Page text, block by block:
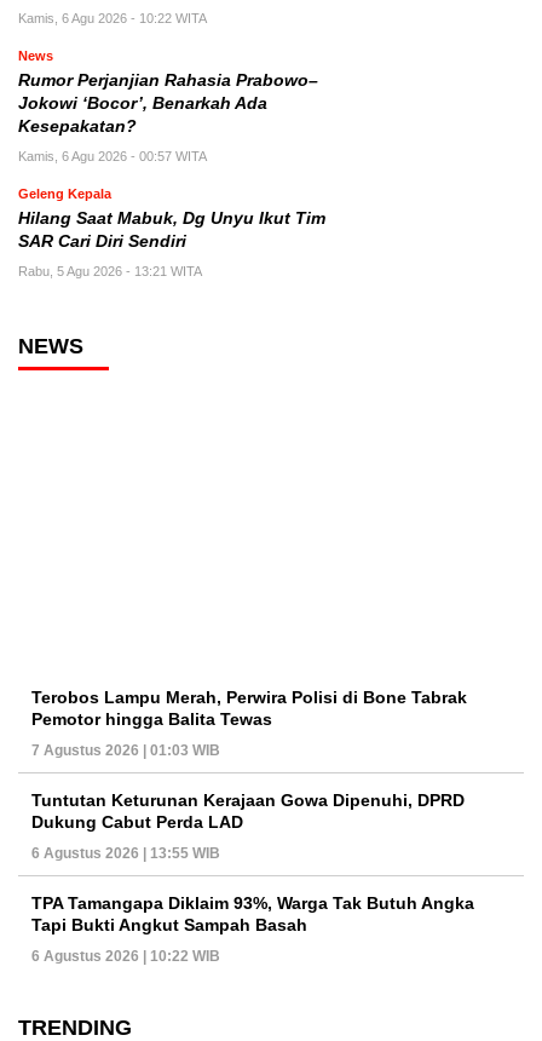
Kamis, 6 Agu 2026 - 10:22 WITA
News
Rumor Perjanjian Rahasia Prabowo–
Jokowi ‘Bocor’, Benarkah Ada
Kesepakatan?
Kamis, 6 Agu 2026 - 00:57 WITA
Geleng Kepala
Hilang Saat Mabuk, Dg Unyu Ikut Tim
SAR Cari Diri Sendiri
Rabu, 5 Agu 2026 - 13:21 WITA
NEWS
Terobos Lampu Merah, Perwira Polisi di Bone Tabrak
Pemotor hingga Balita Tewas
7 Agustus 2026 | 01:03 WIB
Tuntutan Keturunan Kerajaan Gowa Dipenuhi, DPRD
Dukung Cabut Perda LAD
6 Agustus 2026 | 13:55 WIB
TPA Tamangapa Diklaim 93%, Warga Tak Butuh Angka
Tapi Bukti Angkut Sampah Basah
6 Agustus 2026 | 10:22 WIB
TRENDING